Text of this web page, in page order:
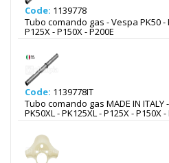
Code: 1139778
Tubo comando gas - Vespa PK50 -
P125X - P150X - P200E
Code: 1139778IT
Tubo comando gas MADE IN ITALY
PK50XL - PK125XL - P125X - P150X -